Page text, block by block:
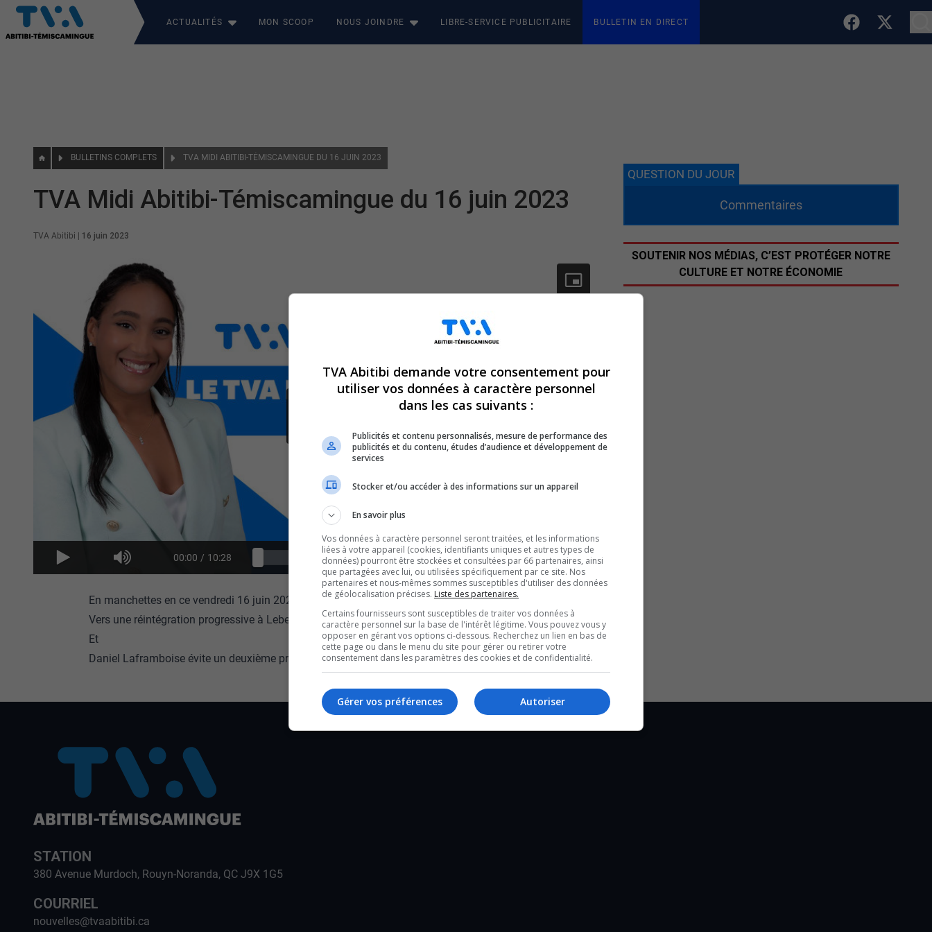
ACTUALITÉS MON SCOOP NOUS JOINDRE LIBRE-SERVICE PUBLICITAIRE BULLETIN EN DIRECT
BULLETINS COMPLETS TVA MIDI ABITIBI-TÉMISCAMINGUE DU 16 JUIN 2023
TVA Midi Abitibi-Témiscamingue du 16 juin 2023
TVA Abitibi 16 juin 2023
00:00 / 10:28
En manchettes en ce vendredi 16 juin 2023 :
Vers une réintégration progressive à Lebel-sur-Quévillon.
Et
Daniel Laframboise évite un deuxième procès.
QUESTION DU JOUR
Commentaires
SOUTENIR NOS MÉDIAS, C’EST PROTÉGER NOTRE
CULTURE ET NOTRE ÉCONOMIE
STATION
380 Avenue Murdoch, Rouyn-Noranda, QC J9X 1G5
COURRIEL
nouvelles@tvaabitibi.ca
TVA Abitibi demande votre consentement pour
utiliser vos données à caractère personnel
dans les cas suivants :
Publicités et contenu personnalisés, mesure de performance des
publicités et du contenu, études d’audience et développement de
services
Stocker et/ou accéder à des informations sur un appareil
En savoir plus
Vos données à caractère personnel seront traitées, et les informations
liées à votre appareil (cookies, identifiants uniques et autres types de
données) pourront être stockées et consultées par 66 partenaires, ainsi
que partagées avec lui, ou utilisées spécifiquement par ce site. Nos
partenaires et nous-mêmes sommes susceptibles d'utiliser des données
de géolocalisation précises. Liste des partenaires.
Certains fournisseurs sont susceptibles de traiter vos données à
caractère personnel sur la base de l'intérêt légitime. Vous pouvez vous y
opposer en gérant vos options ci-dessous. Recherchez un lien en bas de
cette page ou dans le menu du site pour gérer ou retirer votre
consentement dans les paramètres des cookies et de confidentialité.
Autoriser
Gérer vos préférences